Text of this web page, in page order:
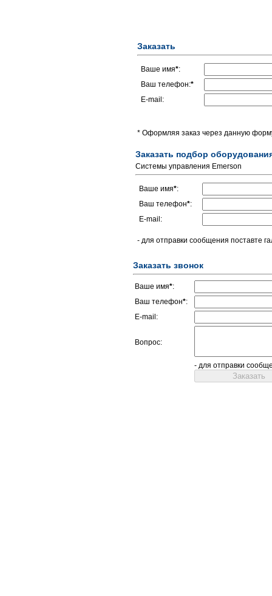
Заказать
Ваше имя*:
Ваш телефон:*
E-mail:
* Оформляя заказ через данную
Заказать подбор
Системы управления Emerson
Ваше имя*:
Ваш телефон*:
E-mail:
- для отправки сообщения поставте
Заказать звонок
Ваше имя*:
Ваш телефон*:
E-mail:
Вопрос:
- для отправки